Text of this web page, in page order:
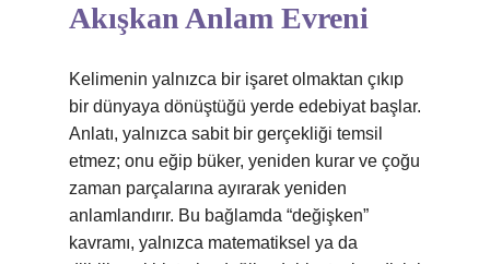
Akışkan Anlam Evreni
Kelimenin yalnızca bir işaret olmaktan çıkıp
bir dünyaya dönüştüğü yerde edebiyat başlar.
Anlatı, yalnızca sabit bir gerçekliği temsil
etmez; onu eğip büker, yeniden kurar ve çoğu
zaman parçalarına ayırarak yeniden
anlamlandırır. Bu bağlamda “değişken”
kavramı, yalnızca matematiksel ya da